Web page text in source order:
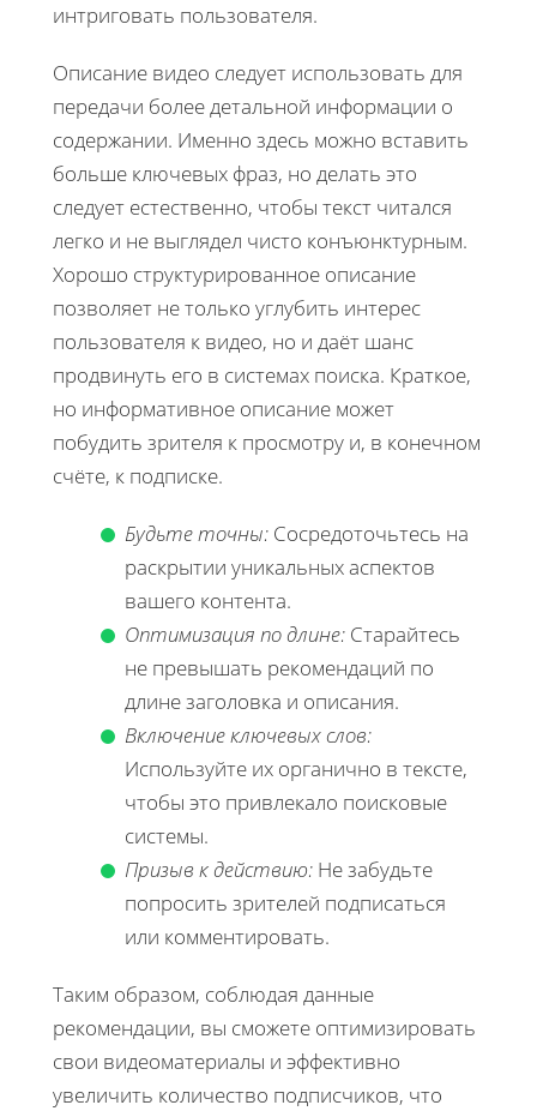
интриговать пользователя.
Описание видео следует использовать для
передачи более детальной информации о
содержании. Именно здесь можно вставить
больше ключевых фраз, но делать это
следует естественно, чтобы текст читался
легко и не выглядел чисто конъюнктурным.
Хорошо структурированное описание
позволяет не только углубить интерес
пользователя к видео, но и даёт шанс
продвинуть его в системах поиска. Краткое,
но информативное описание может
побудить зрителя к просмотру и, в конечном
счёте, к подписке.
Будьте точны: Сосредоточьтесь на
раскрытии уникальных аспектов
вашего контента.
Оптимизация по длине: Старайтесь
не превышать рекомендаций по
длине заголовка и описания.
Включение ключевых слов:
Используйте их органично в тексте,
чтобы это привлекало поисковые
системы.
Призыв к действию: Не забудьте
попросить зрителей подписаться
или комментировать.
Таким образом, соблюдая данные
рекомендации, вы сможете оптимизировать
свои видеоматериалы и эффективно
увеличить количество подписчиков, что